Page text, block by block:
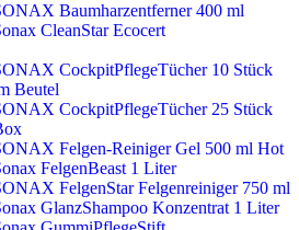
Baumharzentferner 400 ml
CleanStar Ecocert
CockpitPflegeTücher 10 Stück
Beutel
CockpitPflegeTücher 25 Stück
Felgen-Reiniger Gel 500 ml Hot
FelgenBeast 1 Liter
FelgenStar Felgenreiniger 750 ml
GlanzShampoo Konzentrat 1 Liter